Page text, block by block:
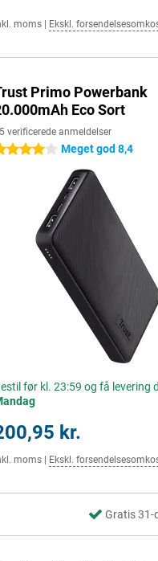
moms Ekskl.
Primo Powerbank
Eco Sort
verificerede anmeldelser
stjerner Meget god 8,4
før kl. 23:59 og få levering
kr.
moms Ekskl.
Gratis 31-